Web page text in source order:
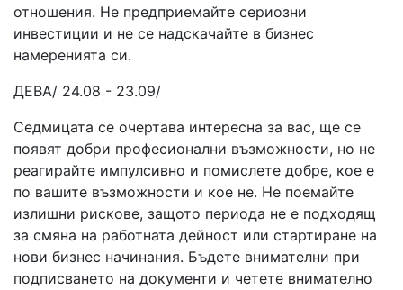
отношения. Не предприемайте сериозни
инвестиции и не се надскачайте в бизнес
намеренията си.
ДЕВА/ 24.08 - 23.09/
Седмицата се очертава интересна за вас, ще се
появят добри професионални възможности, но не
реагирайте импулсивно и помислете добре, кое е
по вашите възможности и кое не. Не поемайте
излишни рискове, защото периода не е подходящ
за смяна на работната дейност или стартиране на
нови бизнес начинания. Бъдете внимателни при
подписването на документи и четете внимателно